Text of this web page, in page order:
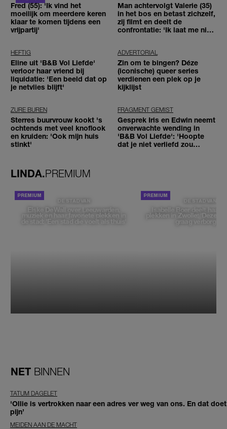
Fred (55): 'Ik vind het
moeilijk om meerdere keren
klaar te komen tijdens een
vrijpartij'
Man achtervolgt Valerie (35)
in het bos en betast zichzelf,
zij filmt en deelt de
confrontatie: 'Ik laat me niet
HEFTIG
Eline uit 'B&B Vol Liefde'
verloor haar vriend bij
liquidatie: 'Een beeld dat op
je netvlies blijft'
ADVERTORIAL
Zin om te bingen? Déze
(iconische) queer series
verdienen een plek op je
kijklijst
ZURE BUREN
Sterres buurvrouw kookt 's
ochtends met veel knoflook
en kruiden: 'Ook mijn huis
stinkt'
FRAGMENT GEMIST
Gesprek Iris en Edwin neemt
onverwachte wending in
'B&B Vol Liefde': 'Hoopte
dat je niet verliefd zou
LINDA.PREMIUM
DE STAD VAN
Elske DeWall over Leeuwarden,
muziek en haar favoriete plekken in
de stad: 'Een stad die voelt als thuis'
DE STAD VAN
Isabelle Boer deelt haar
plekken in Zwolle: 'Deze
graag verborgen'
NET BINNEN
TATUM DAGELET
'Ollie is vertrokken naar een adres ver weg van ons. En dat doet
pijn’
MEIDEN AAN DE MACHT